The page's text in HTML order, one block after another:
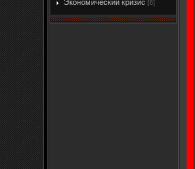
Экономический кризис [6]